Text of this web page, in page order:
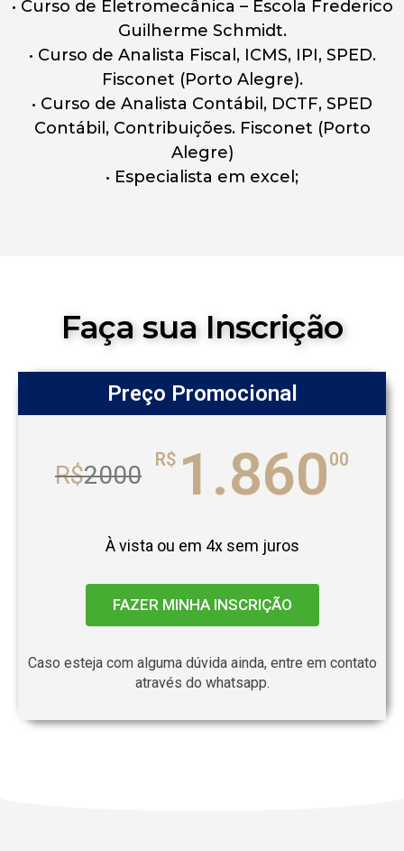
• Curso de Eletromecânica – Escola Frederico
Guilherme Schmidt.
• Curso de Analista Fiscal, ICMS, IPI, SPED.
Fisconet (Porto Alegre).
• Curso de Analista Contábil, DCTF, SPED
Contábil, Contribuições. Fisconet (Porto
Alegre)
• Especialista em excel;
Faça sua Inscrição
Preço Promocional
R$2000 R$ 1.86000
À vista ou em 4x sem juros
FAZER MINHA INSCRIÇÃO
Caso esteja com alguma dúvida ainda, entre em contato
através do whatsapp.